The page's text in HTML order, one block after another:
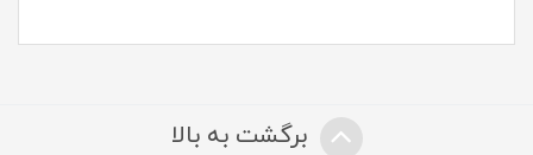
برگشت به بالا